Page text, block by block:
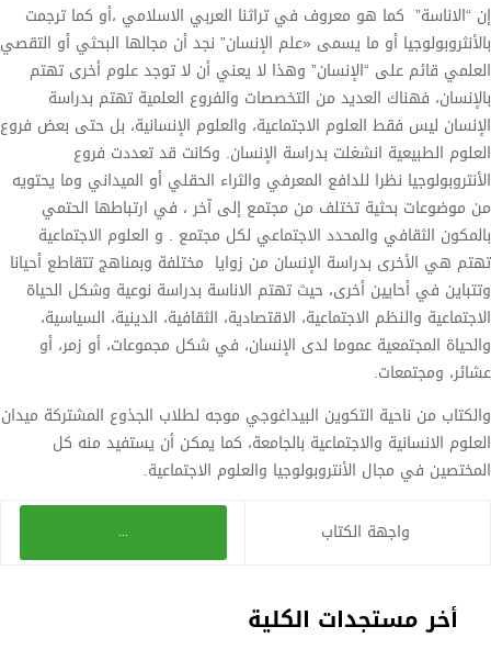
أخر مستجدات الكلية
إن “الاناسة” كما هو معروف في تراثنا العربي الاسلامي ،أو كما ترجمت
بالأنثروبولوجيا أو ما يسمى «علم الإنسان” نجد أن مجالها البحثي أو التقصي
العلمي قائم على “الإنسان” وهذا لا يعني أن لا توجد علوم أخرى تهتم
بالإنسان، فهناك العديد من التخصصات والفروع العلمية تهتم بدراسة
الإنسان ليس فقط العلوم الاجتماعية، والعلوم الإنسانية، بل حتى بعض فروع
العلوم الطبيعية انشغلت بدراسة الإنسان. وكانت قد تعددت فروع
الأنتروبولوجيا نظرا للدافع المعرفي والثراء الحقلي أو الميداني وما يحتويه
من موضوعات بحثية تختلف من مجتمع إلى آخر ، في ارتباطها الحتمي
بالمكون الثقافي والمحدد الاجتماعي لكل مجتمع . و العلوم الاجتماعية
تهتم هي الأخرى بدراسة الإنسان من زوايا مختلفة وبمناهج تتقاطع أحيانا
وتتباين في أحايين أخرى، حيث تهتم الاناسة بدراسة نوعية وشكل الحياة
الاجتماعية والنظم الاجتماعية، الاقتصادية، الثقافية، الدينية، السياسية،
والحياة المجتمعية عموما لدى الإنسان، في شكل مجموعات، أو زمر، أو
عشائر، ومجتمعات.
والكتاب من ناحية التكوين البيداغوجي موجه لطلاب الجذوع المشتركة ميدان
العلوم الانسانية والاجتماعية بالجامعة، كما يمكن أن يستفيد منه كل
المختصين في مجال الأنتروبولوجيا والعلوم الاجتماعية.
واجهة الكتاب ...